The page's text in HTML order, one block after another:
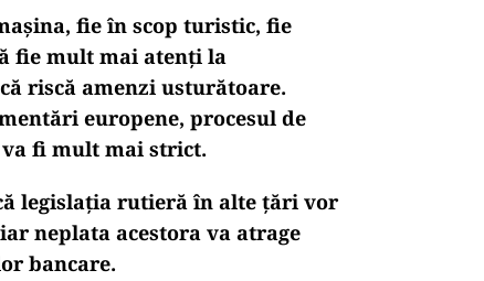
fie în scop turistic, fie
fie mult mai atenți la
riscă amenzi usturătoare.
europene, procesul de
fi mult mai strict.
legislația rutieră în alte țări vor
neplata acestora va atrage
bancare.